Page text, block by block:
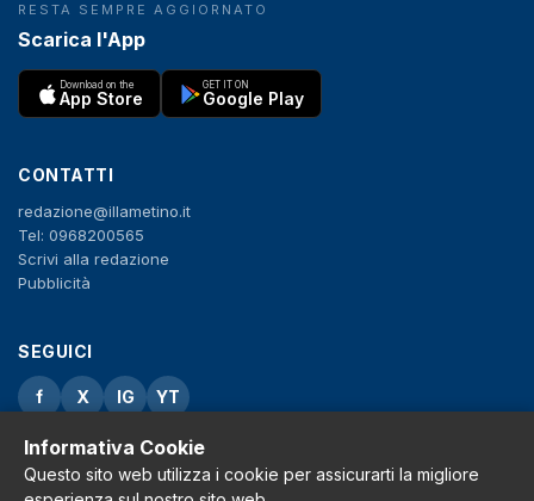
RESTA SEMPRE AGGIORNATO
Scarica l'App
Download on the
App Store
GET IT ON
Google Play
CONTATTI
redazione@illametino.it
Tel: 0968200565
Scrivi alla redazione
Pubblicità
SEGUICI
f X IG YT
Privacy Policy
Cookie Policy
Note legali
Informativa Cookie
Questo sito web utilizza i cookie per assicurarti la migliore